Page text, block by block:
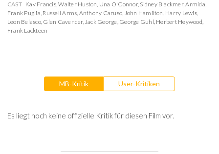
CAST Kay Francis,Walter Huston, Una O'Connor, Sidney Blackmer,Armida,
Frank Puglia, Russell Arms, Anthony Caruso, John Hamilton, Harry Lewis,
Leon Belasco, Glen Cavender,Jack George, George Guhl, Herbert Heywood,
Frank Lackteen
MB-Kritik User-Kritiken
Es liegt noch keine offizielle Kritik für diesen Film vor.